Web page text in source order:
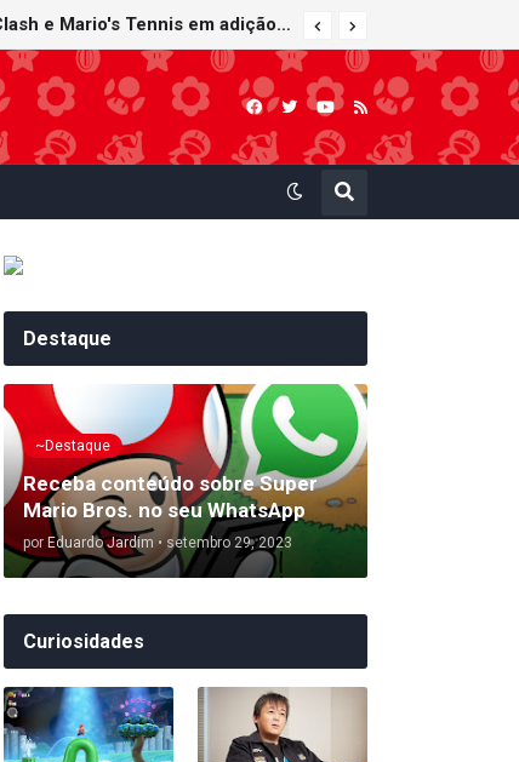
Nintendo Music recebe trilhas sonoras de Virtual Boy Wario Land, Mario Clash e Mario's Tennis em adição histórica ao catálogo
Destaque
~Destaque
Receba conteúdo sobre Super
Mario Bros. no seu WhatsApp
por Eduardo Jardim • setembro 29, 2023
Curiosidades